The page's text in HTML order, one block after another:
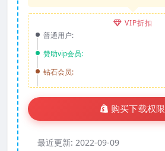
VIP折扣
普通用户:
赞助vip会员:
钻石会员:
购买下载权限
最近更新: 2022-09-09